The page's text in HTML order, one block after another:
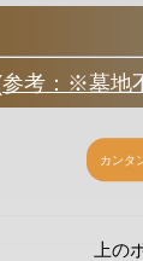
参考：※墓地
上の